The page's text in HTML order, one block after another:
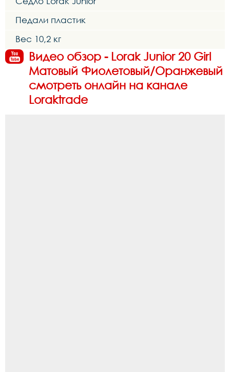
Педали пластик
Вес 10,2 кг
Видео обзор - Lorak Junior 20 Girl
Матовый Фиолетовый/Оранжевый
смотреть онлайн на канале
Loraktrade